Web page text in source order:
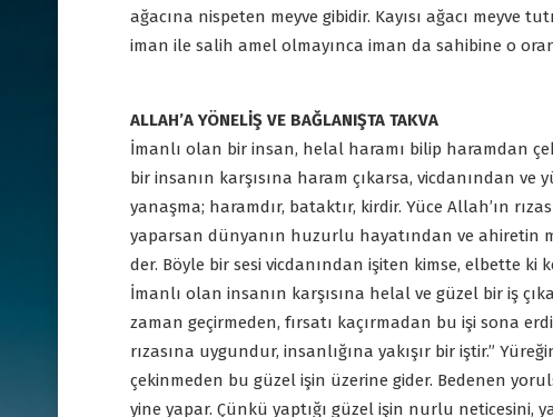
ağacına nispeten meyve gibidir. Kayısı ağacı meyve
iman ile salih amel olmayınca iman da sahibine o
ALLAH’A YÖNELİŞ VE BAĞLANIŞTA TAKVA
İmanlı olan bir insan, helal haramı bilip haramdan
bir insanın karşısına haram çıkarsa, vicdanından ve
yanaşma; haramdır, bataktır, kirdir. Yüce Allah’ın
yaparsan dünyanın huzurlu hayatından ve ahiretin
der. Böyle bir sesi vicdanından işiten kimse, elbette ki
İmanlı olan insanın karşısına helal ve güzel bir iş
zaman geçirmeden, fırsatı kaçırmadan bu işi sona
rızasına uygundur, insanlığına yakışır bir iştir.”
çekinmeden bu güzel işin üzerine gider. Bedenen
yine yapar. Çünkü yaptığı güzel işin nurlu neticesini,